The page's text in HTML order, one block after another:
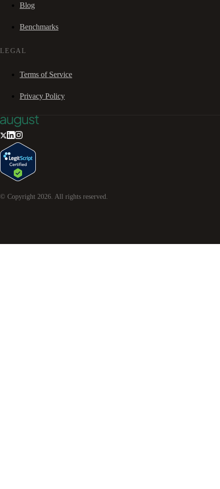
Blog
Benchmarks
LEGAL
Terms of Service
Privacy Policy
© Copyright 2026. All rights reserved.